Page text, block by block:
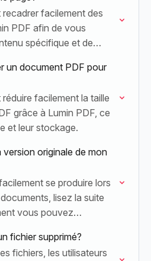
facilement des
PDF afin de vous
spécifique et de
un document PDF pour
facilement la taille
grâce à Lumin PDF, ce
et leur stockage.
originale de mon
se produire lors
lisez la suite
vous pouvez
fichier supprimé?
fichiers, les utilisateurs